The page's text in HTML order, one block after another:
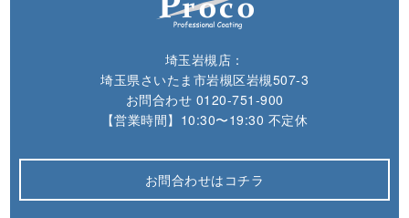
埼玉岩槻店：
埼玉県さいたま市岩槻区岩槻507-3
お問合わせ 0120-751-900
【営業時間】10:30〜19:30 不定休
お問合わせはコチラ